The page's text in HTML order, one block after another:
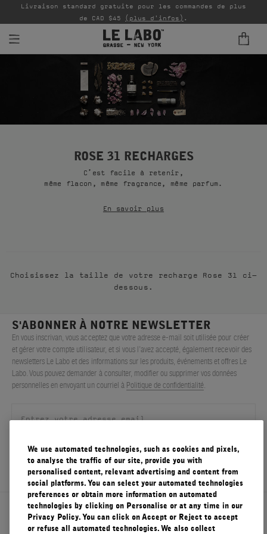
Compte
Panier(0)
Livraison standard gratuite pour les commandes de plus
de CAD $45 (plus d'infos) .
ROSE 31 RECHARGES
C’est facile à retenir,
même flacon, même fragrance, même parfum.
En savoir plus
Choisissez la taille de votre recharge Rose 31 ci-
dessous.
À propos de Le Labo
S'ABONNER À NOTRE NEWSLETTER
En vous inscrivan, vous acceptez que votre adresse e-mail soit utilisée pour créer
et gérer votre compte utilisateur, et si vous l’avez accepté, également recevoir des
newsletters Le Labo et des informations sur les produits, événements et offres Le
Labo. Vous pouvez demander à consulter, modifier ou supprimer vos données
personnelles en envoyant un courriel à Politique de confidentialité
S'ENREGISTRER
We use automated technologies, such as cookies and pixels,
to analyse the traffic of our site, provide you with
personalised content, relevant advertising and content from
social platforms. You can select your automated technologies
preferences or obtain more information on automated
technologies by clicking on Personalise or at any time in our
Privacy Policy. You can click on Accept or Reject to accept
or refuse all automated technologies. We also collect